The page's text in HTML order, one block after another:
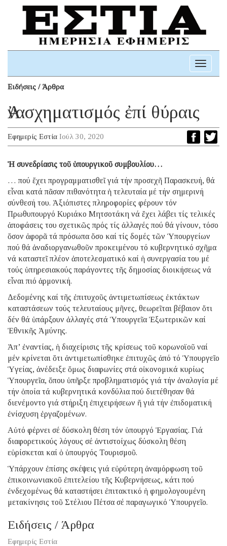
Toggle
Ειδήσεις / Άρθρα
Ἀνασχηματισμός ἐπί θύραις
Εφημερίς Εστία Ιούλ 30, 2020
Ἡ συνεδρίασις τοῦ ὑπουργικοῦ συμβουλίου…
… πού ἔχει προγραμματισθεῖ γιά τήν προσεχῆ Παρασκευή, θά
εἶναι κατά πᾶσαν πιθανότητα ἡ τελευταία μέ τήν σημερινή
σύνθεσή του. Ἀξιόπιστες πληροφορίες φέρουν τόν
Πρωθυπουργό Κυριάκο Μητσοτάκη νά ἔχει λάβει τίς τελικές
ἀποφάσεις του σχετικῶς πρός τίς ἀλλαγές πού θά γίνουν, τόσο
ὅσον ἀφορᾶ τά πρόσωπα ὅσο καί τίς δομές τῶν Ὑπουργείων
πού θά ἀναδιοργανωθοῦν προκειμένου τό κυβερνητικό σχῆμα
νά καταστεῖ πλέον ἀποτελεσματικό καί ἡ συνεργασία του μέ
τούς ὑπηρεσιακούς παράγοντες τῆς δημοσίας διοικήσεως νά
εἶναι πιό ἁρμονική.
Δεδομένης καί τῆς ἐπιτυχοῦς ἀντιμετωπίσεως ἐκτάκτων
καταστάσεων τούς τελευταίους μῆνες, θεωρεῖται βέβαιον ὅτι
δέν θά ὑπάρξουν ἀλλαγές στά Ὑπουργεῖα Ἐξωτερικῶν καί
Ἐθνικῆς Ἀμύνης.
Ἀπ’ ἐναντίας, ἡ διαχείρισις τῆς κρίσεως τοῦ κορωνοϊοῦ ναί
μέν κρίνεται ὅτι ἀντιμετωπίσθηκε ἐπιτυχῶς ἀπό τό Ὑπουργεῖο
Ὑγείας, ἀνέδειξε ὅμως διαφωνίες στά οἰκονομικά κυρίως
Ὑπουργεῖα, ὅπου ὑπῆρξε προβληματισμός γιά τήν ἀναλογία μέ
τήν ὁποία τά κυβερνητικά κονδύλια πού διετέθησαν θά
διενέμοντο γιά στήριξη ἐπιχειρήσεων ἤ γιά τήν ἐπιδοματική
ἐνίσχυση ἐργαζομένων.
Αὐτό φέρνει σέ δύσκολη θέση τόν ὑπουργό Ἐργασίας. Γιά
διαφορετικούς λόγους σέ ἀντιστοίχως δύσκολη θέση
εὑρίσκεται καί ὁ ὑπουργός Τουρισμοῦ.
Ὑπάρχουν ἐπίσης σκέψεις γιά εὐρύτερη ἀναμόρφωση τοῦ
ἐπικοινωνιακοῦ ἐπιτελείου τῆς Κυβερνήσεως, κάτι πού
ἐνδεχομένως θά καταστήσει ἐπιτακτικό ἡ φημολογουμένη
μετακίνησις τοῦ Στέλιου Πέτσα σέ παραγωγικό Ὑπουργεῖο.
Ειδήσεις / Άρθρα
Εφημερίς Εστία